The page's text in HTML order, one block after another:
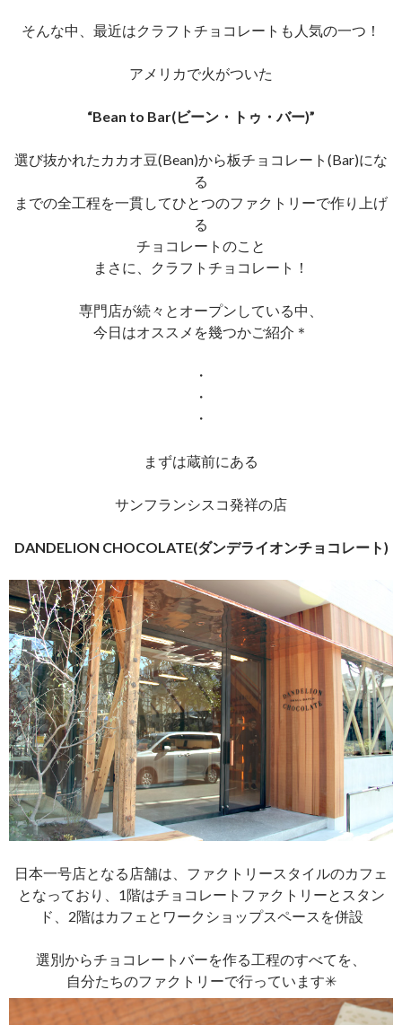
そんな中、最近はクラフトチョコレートも人気の一つ！
アメリカで火がついた
“Bean to Bar(ビーン・トゥ・バー)”
選び抜かれたカカオ豆(Bean)から板チョコレート(Bar)にな
る
までの全工程を一貫してひとつのファクトリーで作り上げ
る
チョコレートのこと
まさに、クラフトチョコレート！
専門店が続々とオープンしている中、
今日はオススメを幾つかご紹介＊
・
・
・
まずは蔵前にある
サンフランシスコ発祥の店
DANDELION CHOCOLATE(ダンデライオンチョコレート)
日本一号店となる店舗は、ファクトリースタイルのカフェ
となっており、1階はチョコレートファクトリーとスタン
ド、2階はカフェとワークショップスペースを併設
選別からチョコレートバーを作る工程のすべてを、
自分たちのファクトリーで行っています✳︎